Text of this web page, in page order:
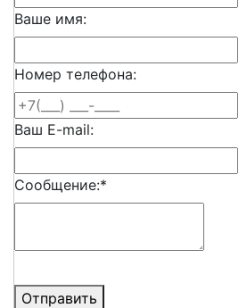
Ваше имя:
Номер телефона:
Ваш E-mail:
Сообщение:*
Отправить